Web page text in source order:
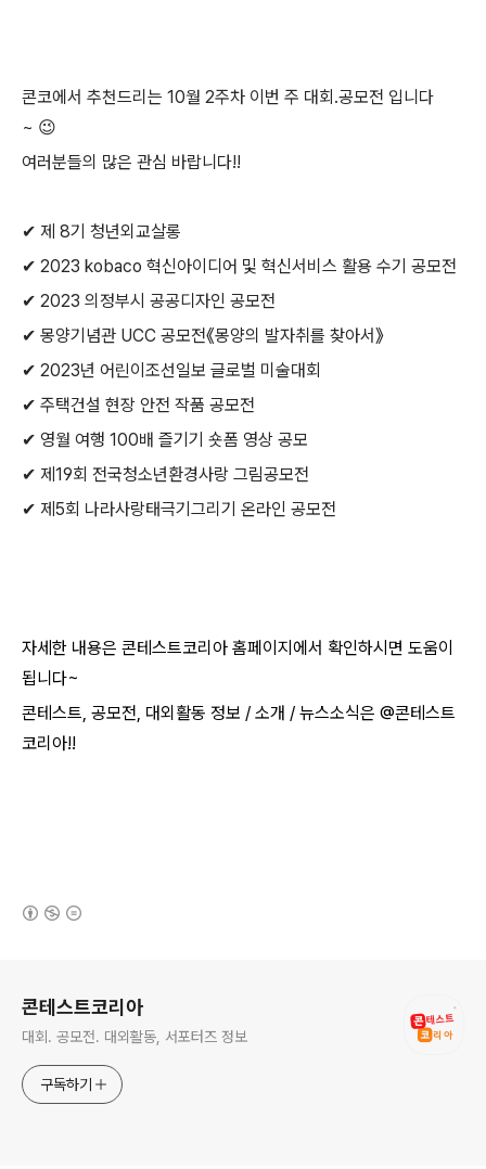
콘코에서 추천드리는 10월 2주차 이번 주 대회.공모전 입니다
~ 😉
여러분들의 많은 관심 바랍니다!!
✔ 제 8기 청년외교살롱
✔ 2023 kobaco 혁신아이디어 및 혁신서비스 활용 수기 공모전
✔ 2023 의정부시 공공디자인 공모전
✔ 몽양기념관 UCC 공모전《몽양의 발자취를 찾아서》
✔ 2023년 어린이조선일보 글로벌 미술대회
✔ 주택건설 현장 안전 작품 공모전
✔ 영월 여행 100배 즐기기 숏폼 영상 공모
✔ 제19회 전국청소년환경사랑 그림공모전
✔ 제5회 나라사랑태극기그리기 온라인 공모전
자세한 내용은 콘테스트코리아 홈페이지에서 확인하시면 도움이
됩니다~​
콘테스트, 공모전, 대외활동 정보 / 소개 / 뉴스소식은 @콘테스트
코리아!!
콘테스트코리아
대회. 공모전. 대외활동, 서포터즈 정보
구독하기